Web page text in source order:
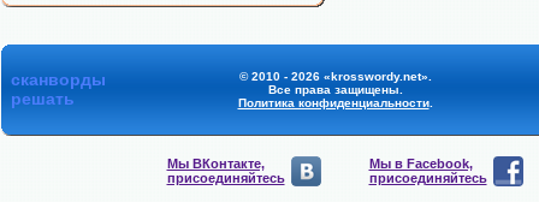
сканворды
решать
© 2010 - 2026 «krosswordy.net».
Все права защищены.
Политика конфиденциальности.
Мы ВКонтакте,
присоединяйтесь
Мы в Facebook,
присоединяйтесь